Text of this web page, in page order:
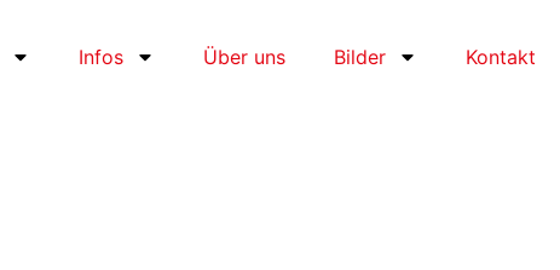
Infos Über uns Bilder Kontakt